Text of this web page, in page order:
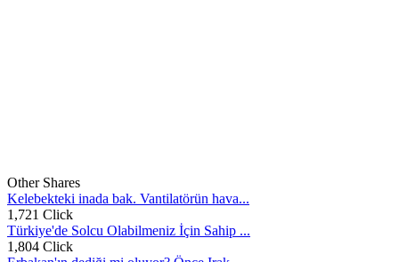
Other Shares
Kelebekteki inada bak. Vantilatörün hava...
1,721 Click
Türkiye'de Solcu Olabilmeniz İçin Sahip ...
1,804 Click